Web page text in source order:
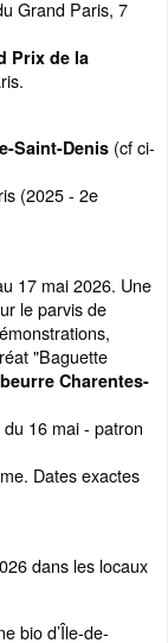
Grand Paris, 7
Prix de la
Saint-Denis (cf ci-
(2025 - 2e
17 mai 2026. Une
le parvis de
"Baguette
Charentes-
16 mai - patron
Dates exactes
dans les locaux
bio d’Île-de-